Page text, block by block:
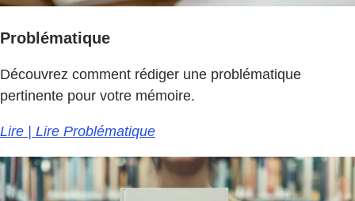
Problématique
Découvrez comment rédiger une problématique
pertinente pour votre mémoire.
Lire | Lire Problématique